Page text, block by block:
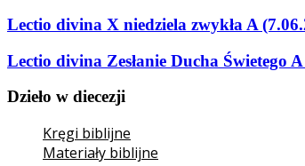
Lectio divina X niedziela zwykła A
Lectio divina Zesłanie Ducha Świetego
Dzieło w diecezji
Kręgi biblijne
Materiały biblijne